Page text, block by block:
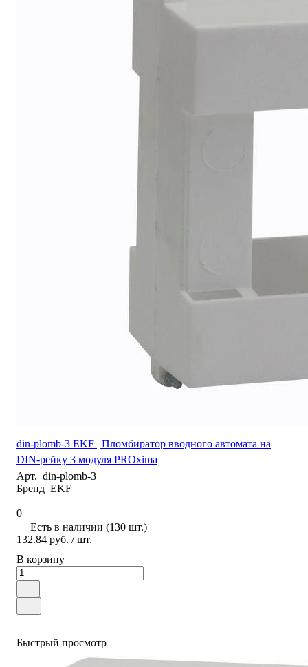
din-plomb-3 EKF | Пломбиратор вводного автомата на
DIN-рейку 3 модуля PROxima
Арт. din-plomb-3
Бренд EKF
0
Есть в наличии (130 шт.)
132.84 руб. / шт.
В корзину
Быстрый просмотр